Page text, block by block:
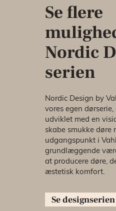
Se flere
Nordic
serien
Nordic Design by
vores egen dørserie,
udviklet med en
skabe smukke døre
udgangspunkt i
grundlæggende
at producere døre,
æstetisk komfort.
Se designserien